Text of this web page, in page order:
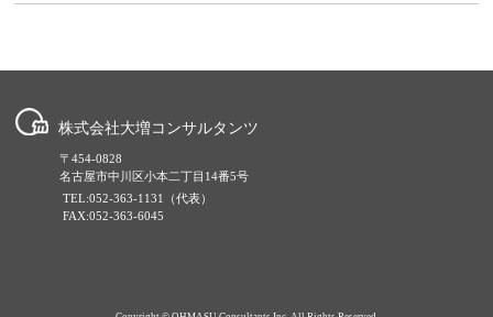
株式会社大増コンサルタンツ
〒454-0828
名古屋市中川区小本二丁目14番5号
TEL:052-363-1131（代表）
FAX:052-363-6045